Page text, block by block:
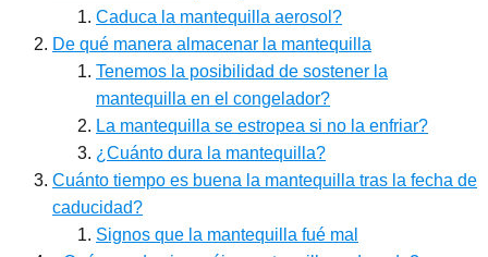
Caduca la mantequilla aerosol?
De qué manera almacenar la mantequilla
Tenemos la posibilidad de sostener la
mantequilla en el congelador?
La mantequilla se estropea si no la enfriar?
¿Cuánto dura la mantequilla?
Cuánto tiempo es buena la mantequilla tras la fecha de
caducidad?
Signos que la mantequilla fué mal